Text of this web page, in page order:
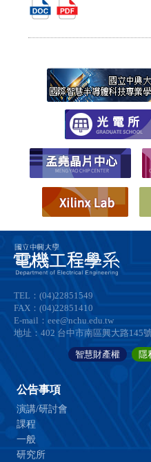
TEL：(04)22851549
FAX：(04)22851410
E-mail：eee@nchu.edu.tw
地址：402 台中市南區興大路145
智慧財產權 隱
公告事項
演講/研討會
課程
一般
研究所